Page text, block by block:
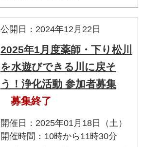
公開日：2024年12月22日
2025年1月度薬師・下り松川
を水遊びできる川に戻そ
う！浄化活動 参加者募集
募集終了
開催日：2025年01月18日（土）
開催時間：10時から11時30分